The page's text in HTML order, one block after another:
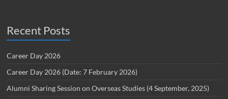
Recent Posts
Career Day 2026
Career Day 2026 (Date: 7 February 2026)
Alumni Sharing Session on Overseas Studies (4 September, 2025)